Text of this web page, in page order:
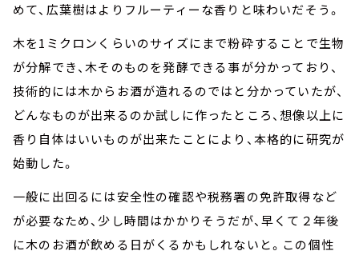
めて、広葉樹はよりフルーティーな香りと味わいだそう。
木を1ミクロンくらいのサイズにまで粉砕することで生物
が分解でき、木そのものを発酵できる事が分かっており、
技術的には木からお酒が造れるのではと分かっていたが、
どんなものが出来るのか試しに作ったところ、想像以上に
香り自体はいいものが出来たことにより、本格的に研究が
始動した。
一般に出回るには安全性の確認や税務署の免許取得など
が必要なため、少し時間はかかりそうだが、早くて２年後
に木のお酒が飲める日がくるかもしれないと。この個性